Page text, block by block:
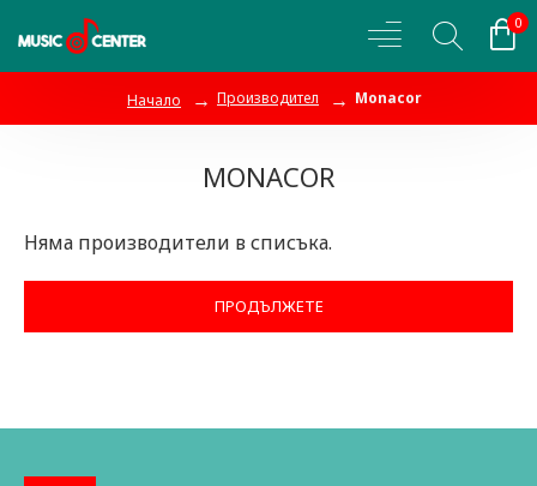
0
Начало Производител Monacor
MONACOR
Няма производители в списъка.
ПРОДЪЛЖЕТЕ